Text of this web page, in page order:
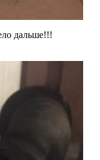
дальше!!!